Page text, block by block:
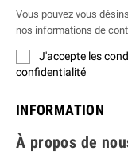
Vous pouvez vous
nos informations de
J'accepte les
confidentialité
INFORMATION
À propos de